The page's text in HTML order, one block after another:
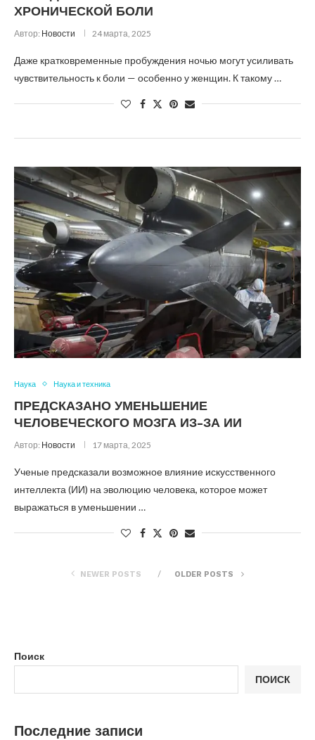
ХРОНИЧЕСКОЙ БОЛИ
Автор: Новости 24 марта, 2025
Даже кратковременные пробуждения ночью могут усиливать
чувствительность к боли — особенно у женщин. К такому …
Наука Наука и техника
ПРЕДСКАЗАНО УМЕНЬШЕНИЕ
ЧЕЛОВЕЧЕСКОГО МОЗГА ИЗ-ЗА ИИ
Автор: Новости 17 марта, 2025
Ученые предсказали возможное влияние искусственного
интеллекта (ИИ) на эволюцию человека, которое может
выражаться в уменьшении …
NEWER POSTS OLDER POSTS
Поиск
ПОИСК
Последние записи